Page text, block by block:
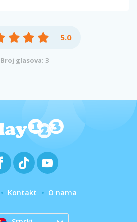
5.0
Broj glasova: 3
Kontakt O nama